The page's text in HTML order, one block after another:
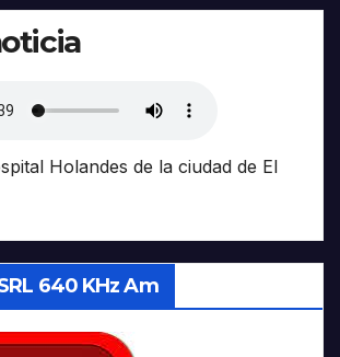
Holandes de la ciudad de El
640 KHz Am